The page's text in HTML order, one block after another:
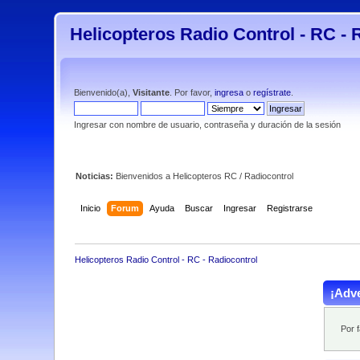
Helicopteros Radio Control - RC -
Bienvenido(a),Visitante . Por favor,ingresa oregístrate
Ingresar con nombre de usuario, contraseña y duración de la sesión
Noticias: Bienvenidos a Helicopteros RC / Radiocontrol
Inicio Forum Ayuda Buscar Ingresar Registrarse
Helicopteros Radio Control - RC - Radiocontrol
Por